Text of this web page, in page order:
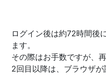
ログイン後は約72時間後
ます。
その際はお手数ですが、
2回目以降は、ブラウザ